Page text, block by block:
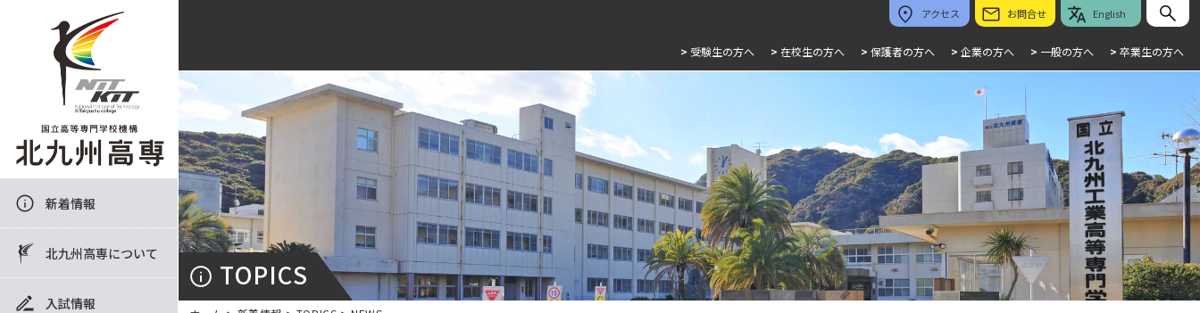
アクセス お問合せ English
> 受験生の方へ > 在校生の方へ > 保護者の方へ > 企業の方へ > 一般の方へ > 卒業生の方へ
新着情報
北九州高専について
入試情報
TOPICS